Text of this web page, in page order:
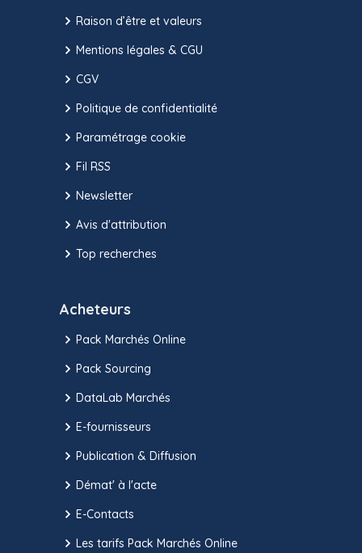
Raison d’être et valeurs
Mentions légales & CGU
CGV
Politique de confidentialité
Paramétrage cookie
Fil RSS
Newsletter
Avis d'attribution
Top recherches
Acheteurs
Pack Marchés Online
Pack Sourcing
DataLab Marchés
E-fournisseurs
Publication & Diffusion
Démat' à l'acte
E-Contacts
Les tarifs Pack Marchés Online